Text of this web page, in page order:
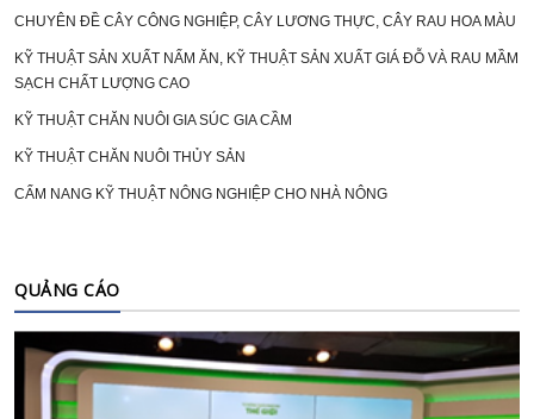
CHUYÊN ĐỀ CÂY CÔNG NGHIỆP, CÂY LƯƠNG THỰC, CÂY RAU HOA MÀU
KỸ THUẬT SẢN XUẤT NẤM ĂN, KỸ THUẬT SẢN XUẤT GIÁ ĐỖ VÀ RAU MẦM
SẠCH CHẤT LƯỢNG CAO
KỸ THUẬT CHĂN NUÔI GIA SÚC GIA CẦM
KỸ THUẬT CHĂN NUÔI THỦY SẢN
CẨM NANG KỸ THUẬT NÔNG NGHIỆP CHO NHÀ NÔNG
QUẢNG CÁO